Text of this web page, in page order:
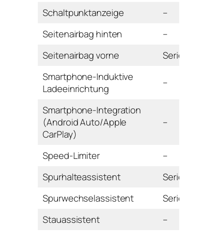
Schaltpunktanzeige
–
Seitenairbag hinten
–
Seitenairbag vorne
Serie
Smartphone-Induktive
Ladeeinrichtung
–
Smartphone-Integration
(Android Auto/Apple
CarPlay)
–
Speed-Limiter
–
Spurhalteassistent
Serie
Spurwechselassistent
Serie
Stauassistent
–